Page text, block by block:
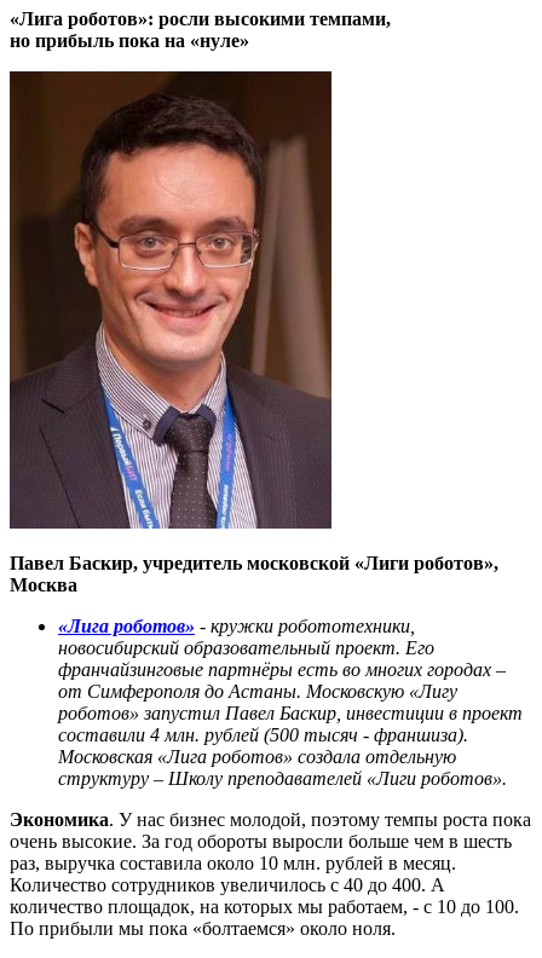
«Лига роботов»: росли высокими темпами,
но прибыль пока на «нуле»
Павел Баскир, учредитель московской «Лиги роботов»,
Москва
«Лига роботов» - кружки робототехники,
новосибирский образовательный проект. Его
франчайзинговые партнёры есть во многих городах –
от Симферополя до Астаны. Московскую «Лигу
роботов» запустил Павел Баскир, инвестиции в проект
составили 4 млн. рублей (500 тысяч - франшиза).
Московская «Лига роботов» создала отдельную
структуру – Школу преподавателей «Лиги роботов».
Экономика. У нас бизнес молодой, поэтому темпы роста пока
очень высокие. За год обороты выросли больше чем в шесть
раз, выручка составила около 10 млн. рублей в месяц.
Количество сотрудников увеличилось с 40 до 400. А
количество площадок, на которых мы работаем, - с 10 до 100.
По прибыли мы пока «болтаемся» около ноля.